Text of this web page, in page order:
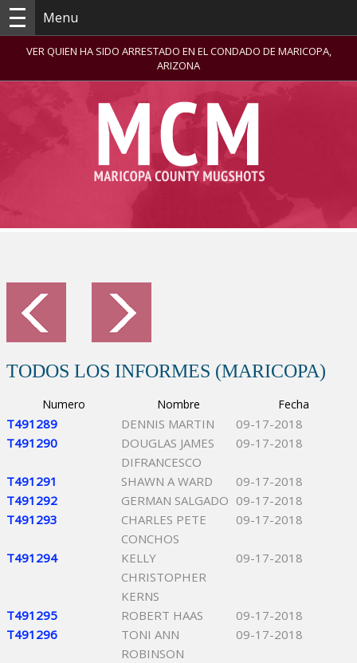
Menu
VER QUIEN HA SIDO ARRESTADO EN EL CONDADO DE MARICOPA,
ARIZONA
TODOS LOS INFORMES (MARICOPA)
Numero Nombre Fecha
T491289 DENNIS MARTIN
09-17-2018
T491290
DOUGLAS JAMES
DIFRANCESCO
09-17-2018
T491291 SHAWN A WARD
09-17-2018
T491292
GERMAN SALGADO 09-17-2018
T491293
CHARLES PETE
CONCHOS
09-17-2018
T491294
KELLY
CHRISTOPHER
KERNS
09-17-2018
T491295 ROBERT HAAS
09-17-2018
T491296
TONI ANN
ROBINSON
09-17-2018